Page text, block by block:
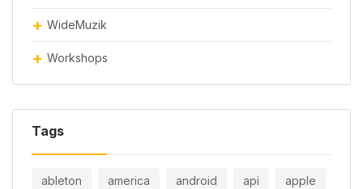
WideMuzik
Workshops
Tags
ableton america android api apple